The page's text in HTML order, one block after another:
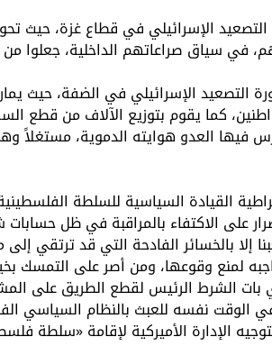
الإسرائيلي في قطاع غزة، حيث
في سياق صراعاتهم الداخلية، جعلوا من
التصعيد الإسرائيلي في الضفة، حيث
كما يقوم بتوزيع الآلاف من قطع
فيها العدو هوايته الدموية، مستغلاً
القيادة السياسية للسلطة
على الاكتفاء بالمراقبة في ظل
إلا بالخسائر الفادحة التي قد ترتقي
لمنع وقوعها، ومن أصر على التمسك
الشرط الرئيس لقطع الطريق على
في الوقت نفسه للعبث بالنظام السياسي
الإدارة الأميركية لإقامة «سلطة